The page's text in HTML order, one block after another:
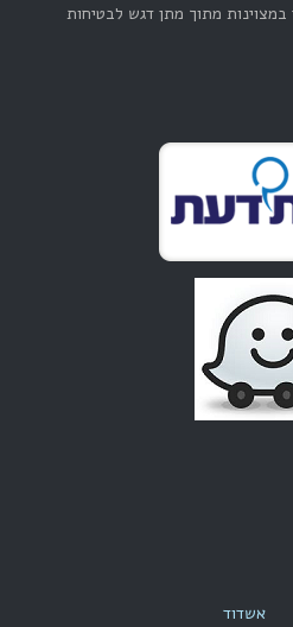
במצוינות מתוך מתן דגש לבטיחות
אשדוד